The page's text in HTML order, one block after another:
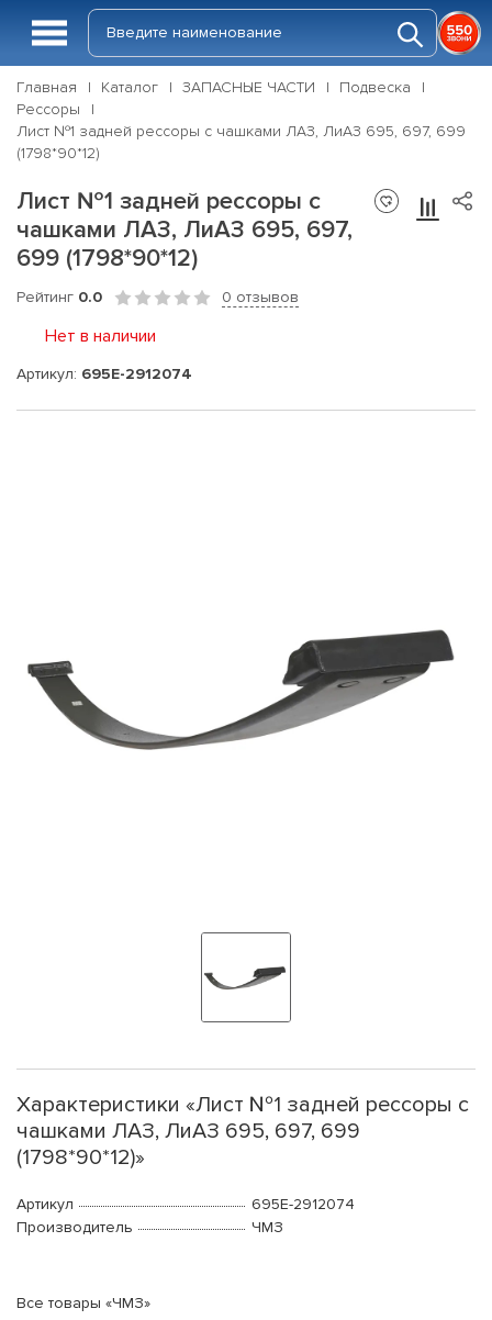
Главная Каталог ЗАПАСНЫЕ ЧАСТИ
Подвеска
Рессоры
Лист №1 задней рессоры с чашками ЛАЗ, ЛиАЗ 695, 697, 699
(1798*90*12)
Лист №1 задней рессоры с
чашками ЛАЗ, ЛиАЗ 695, 697,
699 (1798*90*12)
Рейтинг 0.0 0 отзывов
Нет в наличии
Артикул: 695Е-2912074
Характеристики «Лист №1 задней рессоры с
чашками ЛАЗ, ЛиАЗ 695, 697, 699
(1798*90*12)»
Артикул
695Е-2912074
Производитель
ЧМЗ
Все товары «ЧМЗ»